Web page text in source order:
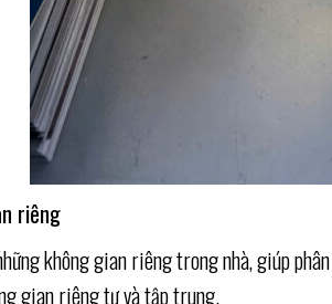
riêng
không gian riêng trong nhà, giúp
gian riêng tư và tập trung.